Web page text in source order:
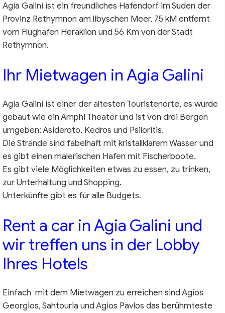
Agia Galini ist ein freundliches Hafendorf im Süden der
Provinz Rethymnon am libyschen Meer, 75 kM entfernt
vom Flughafen Heraklion und 56 Km von der Stadt
Rethymnon.
Ihr Mietwagen in Agia Galini
Agia Galini ist einer der ältesten Touristenorte, es wurde
gebaut wie ein Amphi Theater und ist von drei Bergen
umgeben: Asideroto, Kedros und Psiloritis.
Die Strände sind fabelhaft mit kristallklarem Wasser und
es gibt einen malerischen Hafen mit Fischerboote.
Es gibt viele Möglichkeiten etwas zu essen, zu trinken,
zur Unterhaltung und Shopping.
Unterkünfte gibt es für alle Budgets.
Rent a car in Agia Galini und
wir treffen uns in der Lobby
Ihres Hotels
Einfach mit dem Mietwagen zu erreichen sind Agios
Georgios, Sahtouria und Agios Pavlos das berühmteste